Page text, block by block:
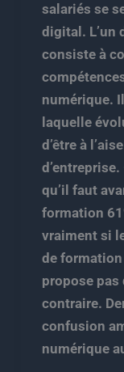
salariés se
digital. L’un
consiste à
numérique.
laquelle
d’être à
qu’il faut
formation
vraiment si
de formation
propose pas
contraire.
confusion
numérique